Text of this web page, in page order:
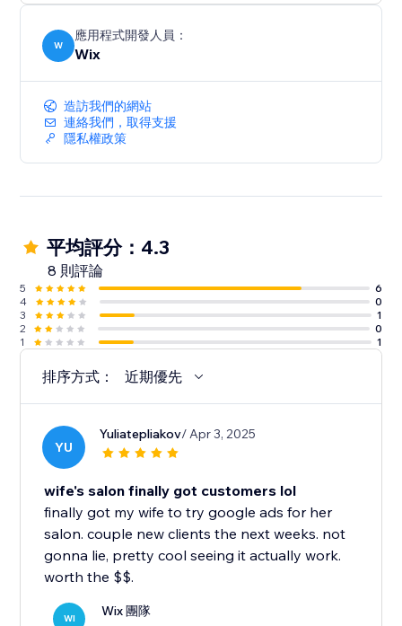
W
應用程式開發人員：
Wix
造訪我們的網站
連絡我們，取得支援
隱私權政策
平均評分：4.3
8 則評論
5
6
4
0
3
1
2
0
1
1
排序方式： 近期優先
YU
Yuliatepliakov/ Apr 3, 2025
wife's salon finally got customers lol
finally got my wife to try google ads for her
salon. couple new clients the next weeks. not
gonna lie, pretty cool seeing it actually work.
worth the $$.
WI Wix 團隊